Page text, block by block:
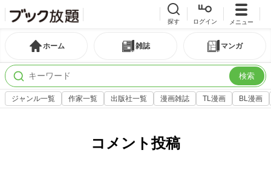
探す ログイン メニュー
ホーム 雑誌 マンガ
検索
ジャンル一覧 作家一覧 出版社一覧 漫画雑誌 TL漫画 BL漫画
コメント投稿